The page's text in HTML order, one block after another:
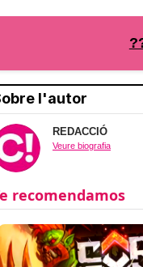
l'autor
REDACCIÓ
Veure biografia